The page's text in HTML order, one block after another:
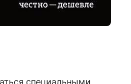
специальными